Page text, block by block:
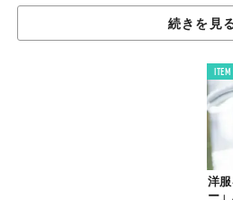
使用できますよね。
「インテリアの一部に」といえるほ
いないけど、振り向けばいつもそ
ていてくれる「年上彼氏」のような存
続きを見
ITEM
洋
ー」